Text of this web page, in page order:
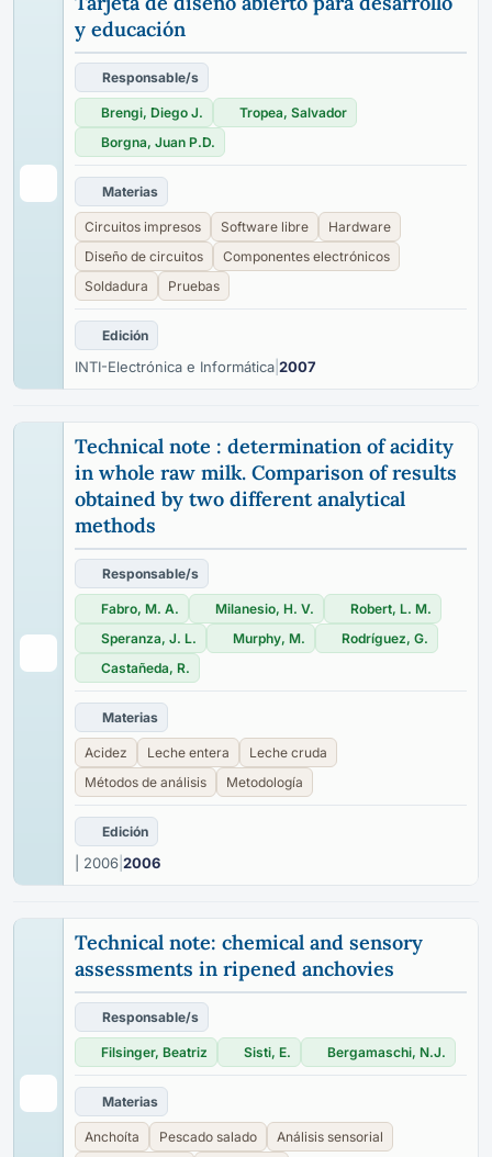
y educación
Responsable/s
Brengi, Diego J.
Tropea, Salvador
Borgna, Juan P.D.
Materias
Circuitos impresos Software libre
Hardware
Diseño de circuitos
Componentes electrónicos
Soldadura
Pruebas
Edición
INTI-Electrónica e Informática 2007
Technical note : determination of acidity
in whole raw milk. Comparison of results
obtained by two different analytical
methods
Responsable/s
Fabro, M. A. Milanesio, H. V.
Robert, L. M.
Speranza, J. L.
Murphy, M.
Rodríguez, G.
Castañeda, R.
Materias
Acidez Leche entera
Leche cruda
Métodos de análisis
Metodología
Edición
| 2006 2006
Technical note: chemical and sensory
assessments in ripened anchovies
Responsable/s
Filsinger, Beatriz Sisti, E. Bergamaschi, N.J.
Materias
Anchoíta Pescado salado
Análisis sensorial